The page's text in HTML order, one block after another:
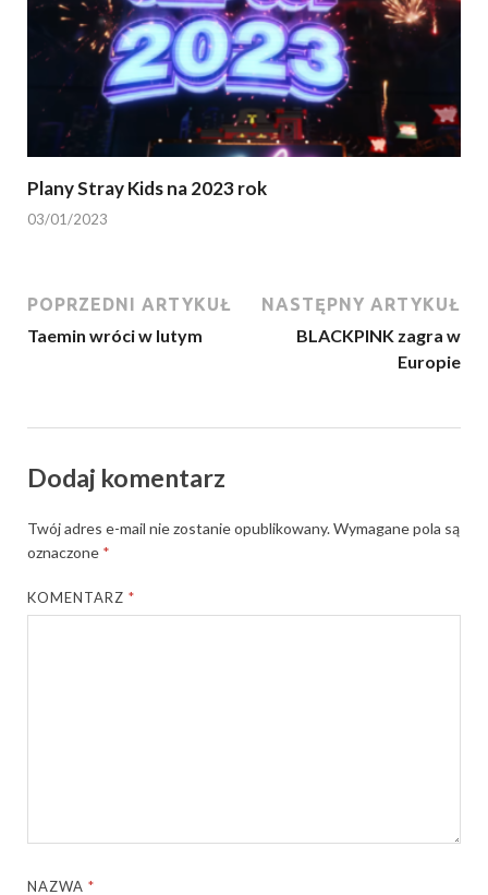
Plany Stray Kids na 2023 rok
03/01/2023
POPRZEDNI ARTYKUŁ
Taemin wróci w lutym
NASTĘPNY ARTYKUŁ
BLACKPINK zagra w
Europie
Dodaj komentarz
Twój adres e-mail nie zostanie opublikowany.Wymagane pola są
oznaczone *
KOMENTARZ*
NAZWA*